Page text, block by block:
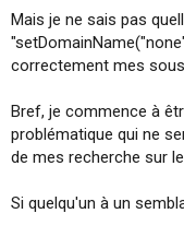
"https://ssl." : "http://
analytics.com/ga.js'
</script>
var pageTracker =
Mais je ne sais pas
correctement mes
Bref, je commence à
problématique qui ne
de mes recherche sur le
Si quelqu'un à un